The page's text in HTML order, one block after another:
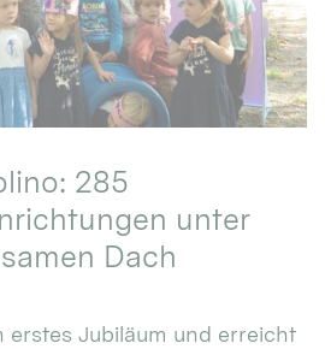
285
unter
Dach
erstes Jubiläum und erreicht